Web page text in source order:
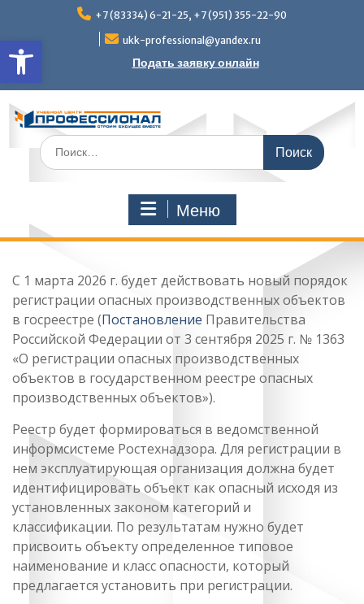
Открыть панель
содержимому
+7 (83334) 6-21-25, +7 (951) 355-22-90
ukk-professional@yandex.ru
Подать заявку онлайн
Поиск
по:
Меню
С 1 марта 2026 г. будет действовать новый порядок
регистрации опасных производственных объектов
в госреестре (Постановление Правительства
Российской Федерации от 3 сентября 2025 г. № 1363
«О регистрации опасных производственных
объектов в государственном реестре опасных
производственных объектов»).
Реестр будет формироваться в ведомственной
информсистеме Ростехнадзора. Для регистрации в
нем эксплуатирующая организация должна будет
идентифицировать объект как опасный исходя из
установленных законом категорий и
классификации. По результатам нужно будет
присвоить объекту определенное типовое
наименование и класс опасности, который
предлагается установить при регистрации.